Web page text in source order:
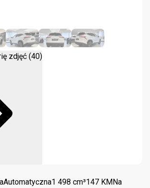
DCT 2025
zdjęć (40)
Automatyczna1 498 cm³147 KM Na